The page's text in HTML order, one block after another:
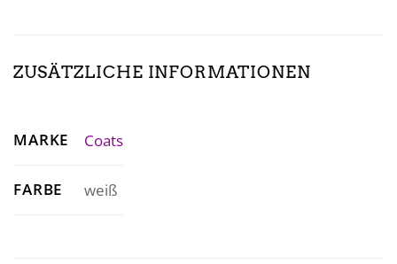
ZUSÄTZLICHE INFORMATIONEN
MARKE Coats
FARBE weiß